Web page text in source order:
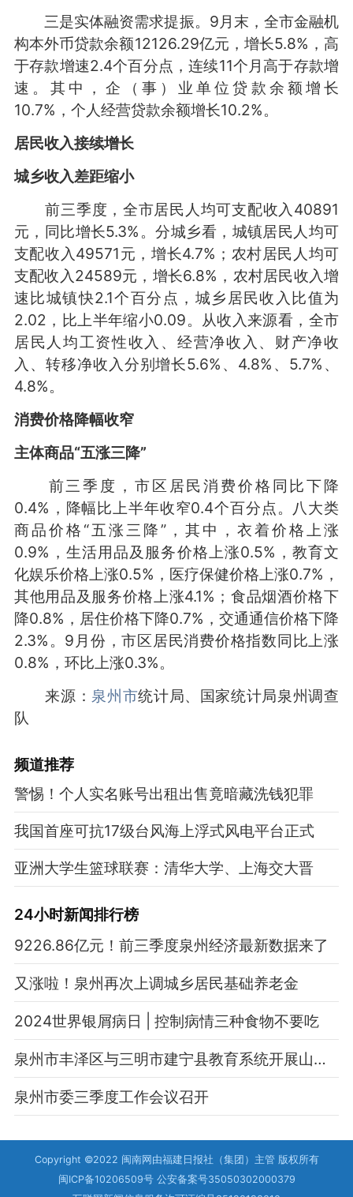
三是实体融资需求提振。9月末，全市金融机
构本外币贷款余额12126.29亿元，增长5.8%，高
于存款增速2.4个百分点，连续11个月高于存款增
速。其中，企（事）业单位贷款余额增长
10.7%，个人经营贷款余额增长10.2%。
居民收入接续增长
城乡收入差距缩小
前三季度，全市居民人均可支配收入40891
元，同比增长5.3%。分城乡看，城镇居民人均可
支配收入49571元，增长4.7%；农村居民人均可
支配收入24589元，增长6.8%，农村居民收入增
速比城镇快2.1个百分点，城乡居民收入比值为
2.02，比上半年缩小0.09。从收入来源看，全市
居民人均工资性收入、经营净收入、财产净收
入、转移净收入分别增长5.6%、4.8%、5.7%、
4.8%。
消费价格降幅收窄
主体商品“五涨三降”
前三季度，市区居民消费价格同比下降
0.4%，降幅比上半年收窄0.4个百分点。八大类
商品价格“五涨三降”，其中，衣着价格上涨
0.9%，生活用品及服务价格上涨0.5%，教育文
化娱乐价格上涨0.5%，医疗保健价格上涨0.7%，
其他用品及服务价格上涨4.1%；食品烟酒价格下
降0.8%，居住价格下降0.7%，交通通信价格下降
2.3%。9月份，市区居民消费价格指数同比上涨
0.8%，环比上涨0.3%。
来源： 泉州市统计局、国家统计局泉州调查
队
频道推荐
警惕！个人实名账号出租出售竟暗藏洗钱犯罪
我国首座可抗17级台风海上浮式风电平台正式
亚洲大学生篮球联赛：清华大学、上海交大晋
24小时新闻排行榜
9226.86亿元！前三季度泉州经济最新数据来了
又涨啦！泉州再次上调城乡居民基础养老金
2024世界银屑病日 | 控制病情三种食物不要吃
泉州市丰泽区与三明市建宁县教育系统开展山海合作
泉州市委三季度工作会议召开
Copyright ©2022 闽南网由福建日报社（集团）主管 版权所有
闽ICP备10206509号 公安备案号35050302000379